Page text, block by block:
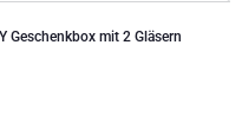
Schokoladen
Geschenkbox mit 2 Gläsern